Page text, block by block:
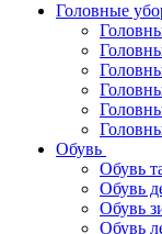
Головные
Обувь
Обувь
Обувь
Обувь
Обувь